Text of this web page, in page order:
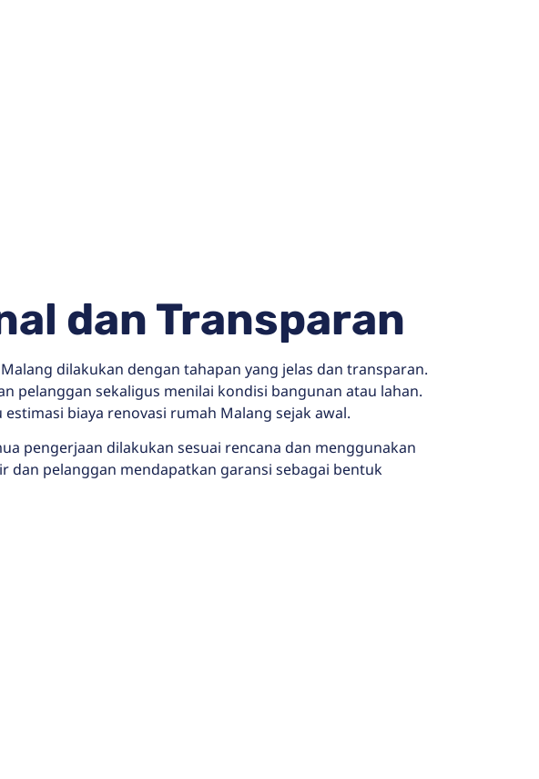
dan Transparan
dilakukan dengan tahapan yang jelas dan transparan.
pelanggan sekaligus menilai kondisi bangunan atau lahan.
biaya renovasi rumah Malang sejak awal.
pengerjaan dilakukan sesuai rencana dan menggunakan
dan pelanggan mendapatkan garansi sebagai bentuk